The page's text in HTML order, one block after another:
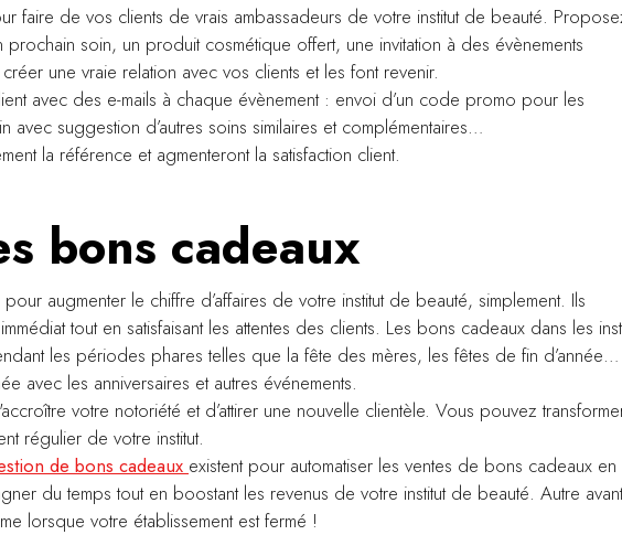
faire de vos clients de vrais ambassadeurs de votre institut de beauté.
soin, un produit cosmétique offert, une invitation à des évènements
une vraie relation avec vos clients et les font revenir.
avec des e-mails à chaque évènement : envoi d’un code promo pour les
avec suggestion d’autres soins similaires et complémentaires…
la référence et agmenteront la satisfaction client.
bons cadeaux
augmenter le chiffre d’affaires de votre institut de beauté, simplement. Ils
tout en satisfaisant les attentes des clients. Les bons cadeaux dans les
les périodes phares telles que la fête des mères, les fêtes de fin d’année…
avec les anniversaires et autres événements.
votre notoriété et d’attirer une nouvelle clientèle. Vous pouvez
régulier de votre institut.
de bons cadeaux existent pour automatiser les ventes de bons cadeaux en
du temps tout en boostant les revenus de votre institut de beauté. Autre
lorsque votre établissement est fermé !